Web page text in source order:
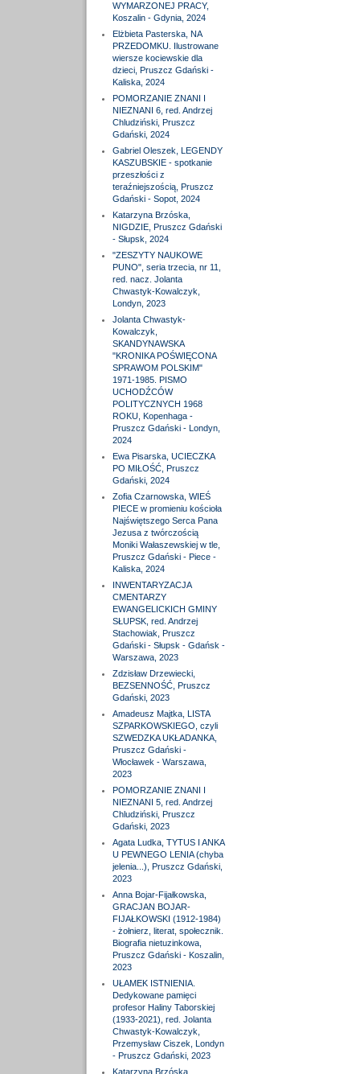
WYMARZONEJ PRACY,
Koszalin - Gdynia, 2024
Elżbieta Pasterska, NA
PRZEDOMKU. Ilustrowane
wiersze kociewskie dla
dzieci, Pruszcz Gdański -
Kaliska, 2024
POMORZANIE ZNANI I
NIEZNANI 6, red. Andrzej
Chludziński, Pruszcz
Gdański, 2024
Gabriel Oleszek, LEGENDY
KASZUBSKIE - spotkanie
przeszłości z
teraźniejszością, Pruszcz
Gdański - Sopot, 2024
Katarzyna Brzóska,
NIGDZIE, Pruszcz Gdański
- Słupsk, 2024
"ZESZYTY NAUKOWE
PUNO", seria trzecia, nr 11,
red. nacz. Jolanta
Chwastyk-Kowalczyk,
Londyn, 2023
Jolanta Chwastyk-
Kowalczyk,
SKANDYNAWSKA
"KRONIKA POŚWIĘCONA
SPRAWOM POLSKIM"
1971-1985. PISMO
UCHODŹCÓW
POLITYCZNYCH 1968
ROKU, Kopenhaga -
Pruszcz Gdański - Londyn,
2024
Ewa Pisarska, UCIECZKA
PO MIŁOŚĆ, Pruszcz
Gdański, 2024
Zofia Czarnowska, WIEŚ
PIECE w promieniu kościoła
Najświętszego Serca Pana
Jezusa z twórczością
Moniki Wałaszewskiej w tle,
Pruszcz Gdański - Piece -
Kaliska, 2024
INWENTARYZACJA
CMENTARZY
EWANGELICKICH GMINY
SŁUPSK, red. Andrzej
Stachowiak, Pruszcz
Gdański - Słupsk - Gdańsk -
Warszawa, 2023
Zdzisław Drzewiecki,
BEZSENNOŚĆ, Pruszcz
Gdański, 2023
Amadeusz Majtka, LISTA
SZPARKOWSKIEGO, czyli
SZWEDZKA UKŁADANKA,
Pruszcz Gdański -
Włocławek - Warszawa,
2023
POMORZANIE ZNANI I
NIEZNANI 5, red. Andrzej
Chludziński, Pruszcz
Gdański, 2023
Agata Ludka, TYTUS I ANKA
U PEWNEGO LENIA (chyba
jelenia...), Pruszcz Gdański,
2023
Anna Bojar-Fijałkowska,
GRACJAN BOJAR-
FIJAŁKOWSKI (1912-1984)
- żołnierz, literat, społecznik.
Biografia nietuzinkowa,
Pruszcz Gdański - Koszalin,
2023
UŁAMEK ISTNIENIA.
Dedykowane pamięci
profesor Haliny Taborskiej
(1933-2021), red. Jolanta
Chwastyk-Kowalczyk,
Przemysław Ciszek, Londyn
- Pruszcz Gdański, 2023
Katarzyna Brzóska,